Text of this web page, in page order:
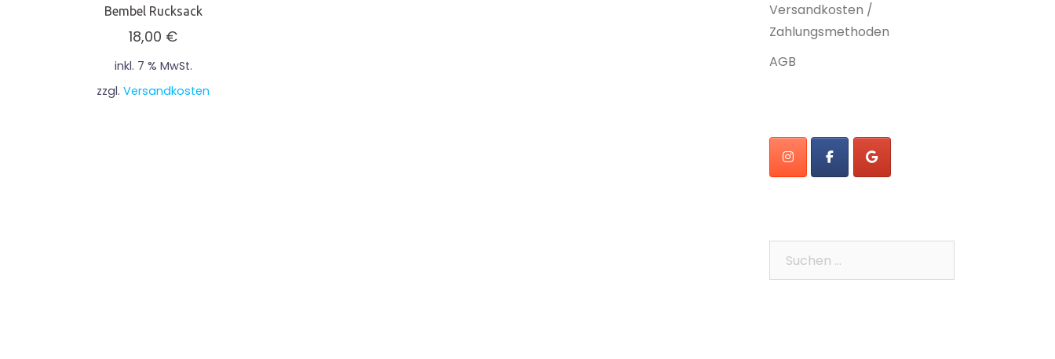
Bembel Rucksack
18,00 €
inkl. 7 % MwSt.
zzgl.Versandkosten
Versandkosten /
Zahlungsmethoden
AGB